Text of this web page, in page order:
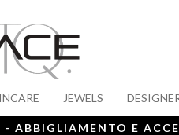
JEWELS
ABBIGLIAMENTO E